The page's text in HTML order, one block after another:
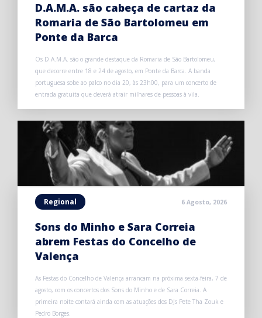
D.A.M.A. são cabeça de cartaz da
Romaria de São Bartolomeu em
Ponte da Barca
Os D.A.M.A. são o grande destaque da Romaria de São Bartolomeu,
que decorre entre 18 e 24 de agosto, em Ponte da Barca. A banda
portuguesa sobe ao palco no dia 20, às 23h00, para um concerto de
entrada gratuita que deverá atrair milhares de pessoas à vila.
Regional 6 Agosto, 2026
Sons do Minho e Sara Correia
abrem Festas do Concelho de
Valença
As Festas do Concelho de Valença arrancam na próxima sexta-feira, 7 de
agosto, com os concertos dos Sons do Minho e de Sara Correia. A
primeira noite contará ainda com as atuações dos DJs Pete Tha Zouk e
Pedro Borges.